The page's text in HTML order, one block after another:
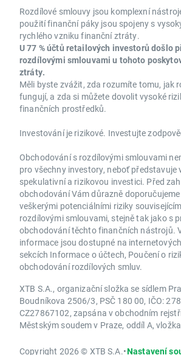
Rozdílové smlouvy jsou komplexní
použití finanční páky jsou spojeny s
rychlého vzniku finanční ztráty.
U 77 % účtů retailových investorů došlo
rozdílovými smlouvami u tohoto
ztráty.
Měli byste zvážit, zda rozumíte tomu, jak
fungují, a zda si můžete dovolit vysoké
finančních prostředků.
Investování je rizikové. Investujte
Obchodování s rozdílovými smlouvami
pro všechny investory, neboť představuje
spekulativní a rizikovou investici. Před
obchodování Vám důrazně
veškerými potenciálními riziky
rozdílovými smlouvami, stejně tak jako s
obchodování těchto finančních nástrojů.
informace jsou dostupné na
sekcích Informace o účtech, Poučení o
obchodování rozdílových smluv.
XTB S.A., organizační složka se sídlem
Boudníkova 2506/3, PSČ 180 00, IČO:
CZ27867102, zapsána v obchodním
Městským soudem v Praze, oddíl A,
Copyright 2026 © XTB S.A.•Nastavení